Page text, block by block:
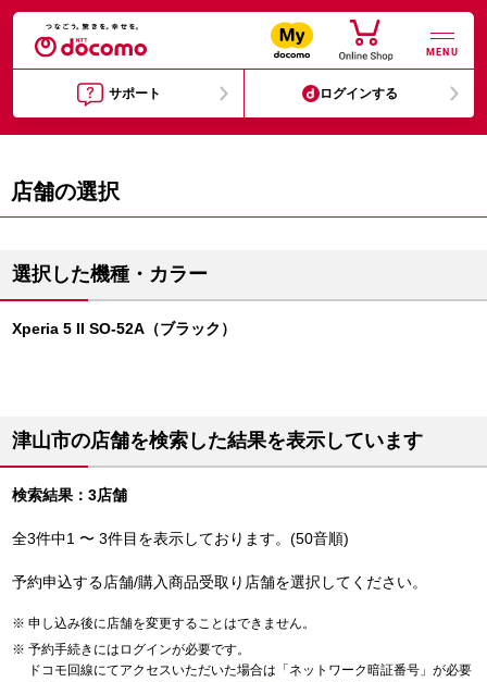
MENU
サポート ログインする
店舗の選択
選択した機種・カラー
Xperia 5 II SO-52A（ブラック）
津山市の店舗を検索した結果を表示しています
検索結果：3店舗
全3件中1 〜 3件目を表示しております。(50音順)
予約申込する店舗/購入商品受取り店舗を選択してください。
申し込み後に店舗を変更することはできません。
予約手続きにはログインが必要です。
ドコモ回線にてアクセスいただいた場合は「ネットワーク暗証番号」が必要